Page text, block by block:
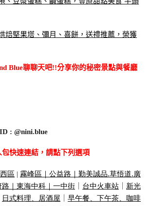
焙堅果塔、彌月、喜餅，送禮推薦，榮獲
Blue聊聊天吧!!分享你的秘密景點與餐廳
: @nini.blue
快速連結，請點下列選項
區 | 霧峰區｜ 公益路｜ 勤美誠品.草悟道.廣
｜ 東海中科｜ 一中街 台中火車站
新光
日式料理、居酒屋
早午餐、下午茶、咖啡